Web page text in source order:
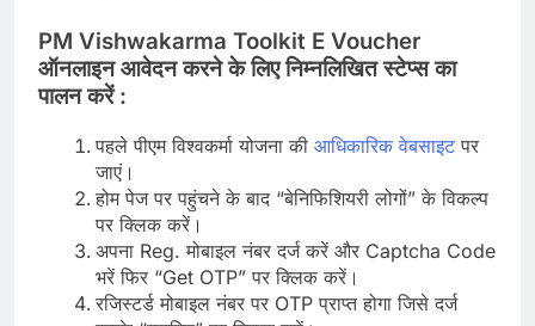
PM Vishwakarma Toolkit E Voucher
ऑनलाइन आवेदन करने के लिए निम्नलिखित स्टेप्स का
पालन करें :
पहले पीएम विश्वकर्मा योजना की आधिकारिक वेबसाइटपर
जाएं।
होम पेज पर पहुंचने के बाद “बेनिफिशियरी लोगों” के विकल्प
पर क्लिक करें।
अपना Reg. मोबाइल नंबर दर्ज करें और Captcha Code
भरें फिर “Get OTP” पर क्लिक करें।
रजिस्टर्ड मोबाइल नंबर पर OTP प्राप्त होगा जिसे दर्ज